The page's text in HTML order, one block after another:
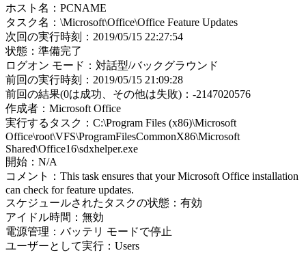
ホスト名：PCNAME
タスク名：\Microsoft\Office\Office Feature Updates
次回の実行時刻：2019/05/15 22:27:54
状態：準備完了
ログオン モード：対話型/バックグラウンド
前回の実行時刻：2019/05/15 21:09:28
前回の結果(0は成功、その他は失敗)：-2147020576
作成者：Microsoft Office
実行するタスク：C:\Program Files (x86)\Microsoft
Office\root\VFS\ProgramFilesCommonX86\Microsoft
Shared\Office16\sdxhelper.exe
開始：N/A
コメント：This task ensures that your Microsoft Office installation
can check for feature updates.
スケジュールされたタスクの状態：有効
アイドル時間：無効
電源管理：バッテリ モードで停止
ユーザーとして実行：Users